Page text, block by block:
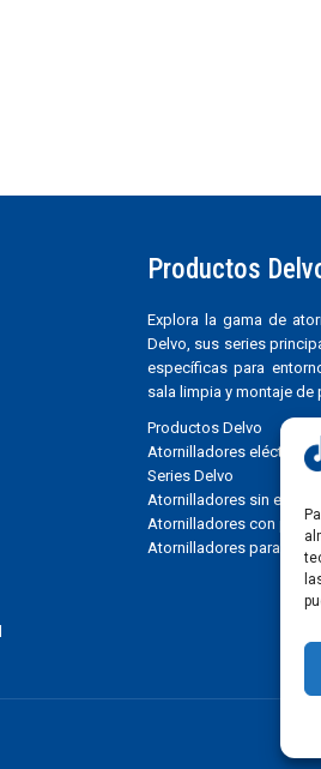
Productos
Explora la gama de
Delvo, sus series
específicas para
sala limpia y montaje de
Productos Delvo
Atornilladores eléctricos
Series Delvo
Atornilladores sin
Atornilladores con
Atornilladores para sala